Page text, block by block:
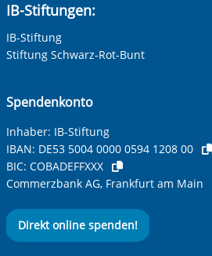
IB-Stiftungen:
IB-Stiftung
Stiftung Schwarz-Rot-Bunt
Spendenkonto
Inhaber: IB-Stiftung
IBAN: DE53 5004 0000 0594 1208 00
BIC: COBADEFFXXX
Commerzbank AG, Frankfurt am Main
Direkt online spenden!